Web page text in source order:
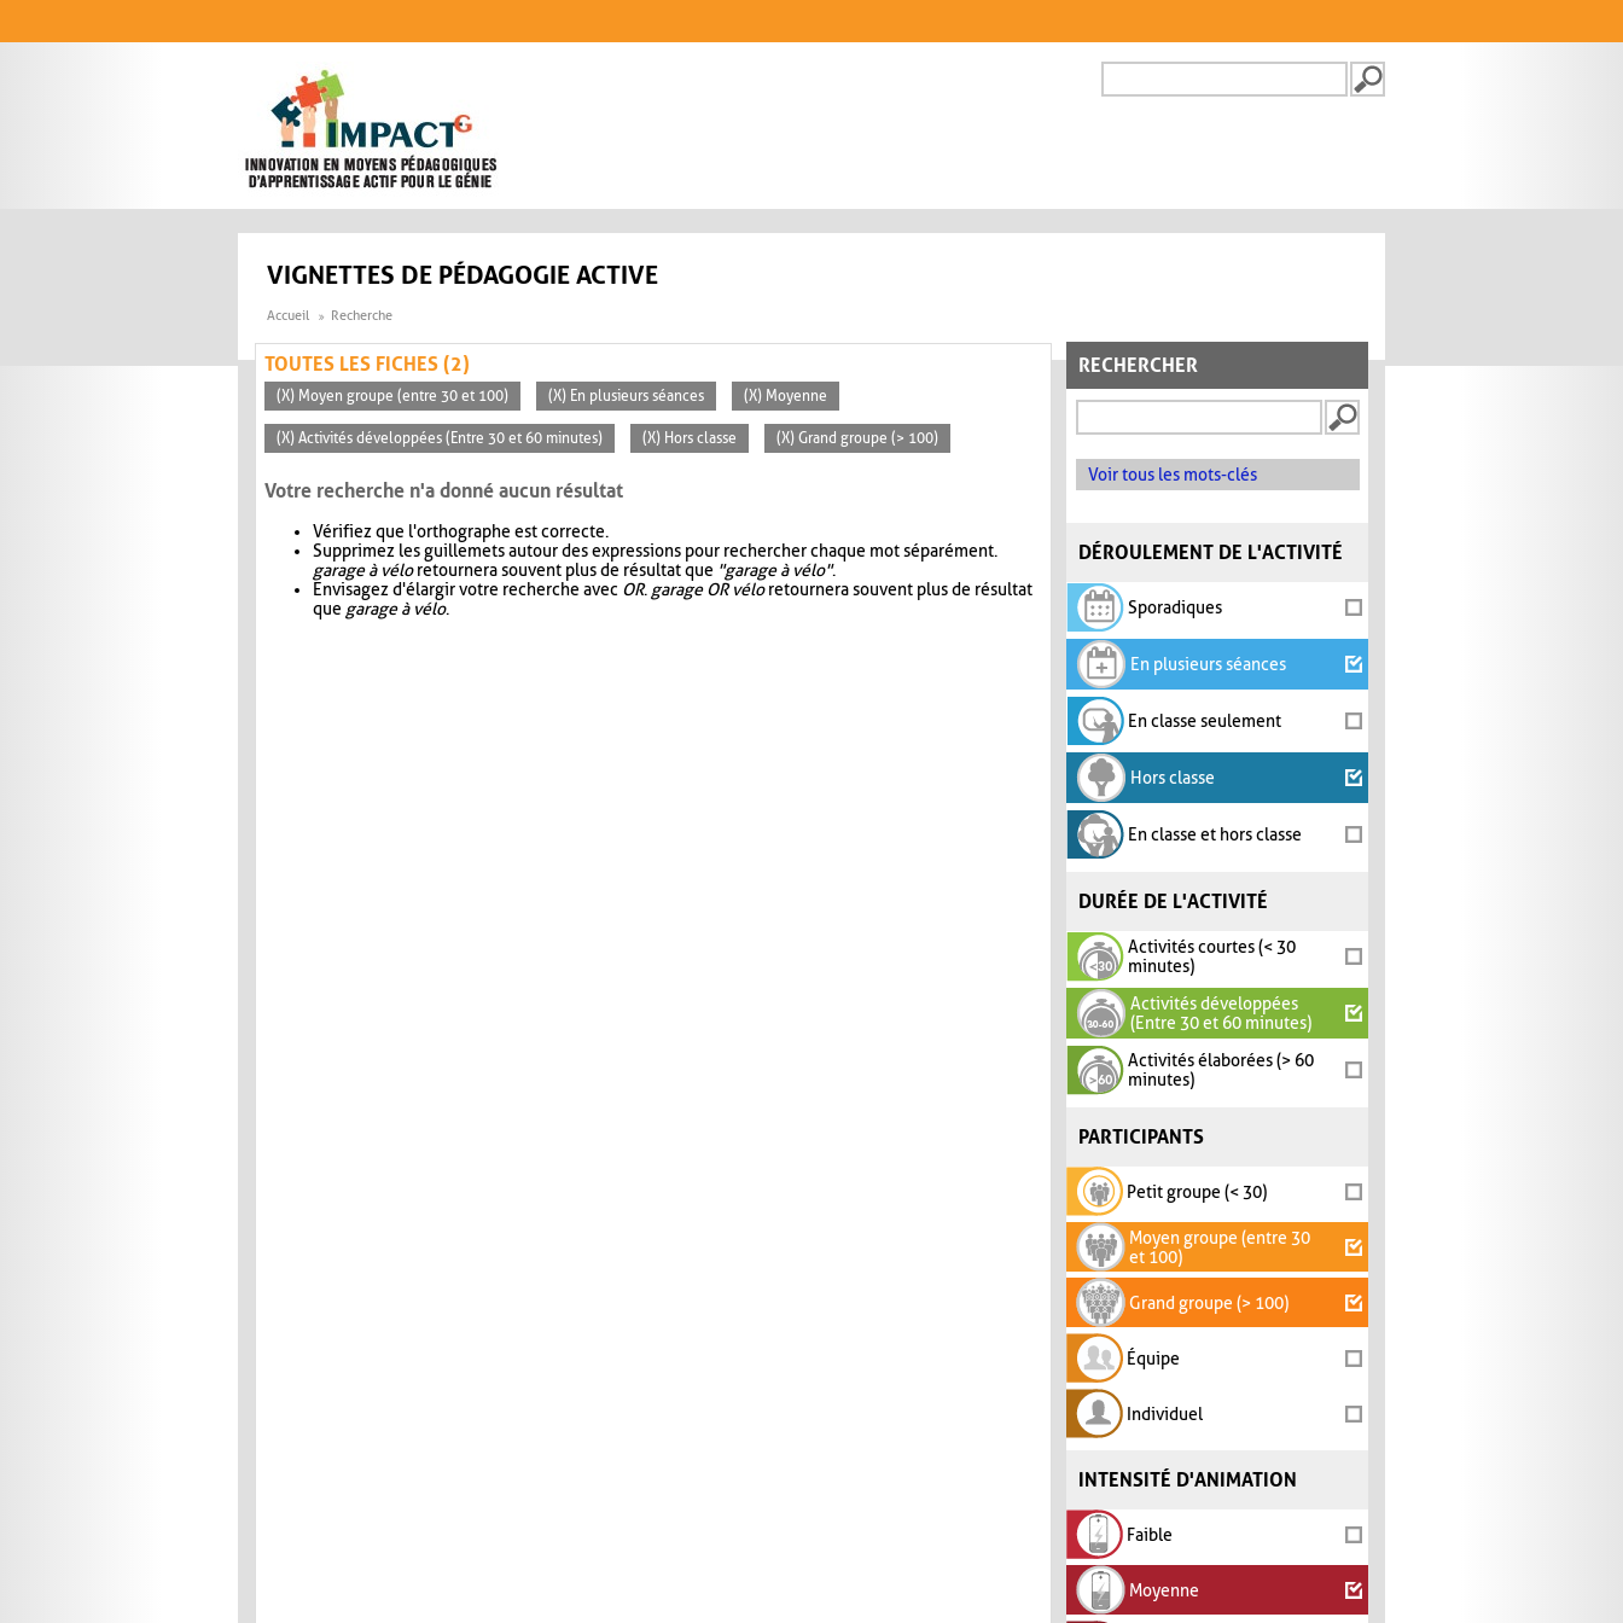
FORMULAIRE DE
VIGNETTES DE PÉDAGOGIE ACTIVE
Accueil Recherche
RECHERCHER
Voir tous les mots-clés
DÉROULEMENT DE L'ACTIVITÉ
Sporadiques
En plusieurs séances
En classe seulement
Hors classe
En classe et hors classe
DURÉE DE L'ACTIVITÉ
Activités courtes (< 30
minutes)
Activités développées
(Entre 30 et 60 minutes)
Activités élaborées (> 60
minutes)
PARTICIPANTS
Petit groupe (< 30)
Moyen groupe (entre 30
et 100)
Grand groupe (> 100)
Équipe
Individuel
INTENSITÉ D'ANIMATION
Faible
Moyenne
TOUTES LES FICHES (2)
(X) Moyen groupe (entre 30 et 100) (X) En plusieurs séances (X) Moyenne
(X) Activités développées (Entre 30 et 60 minutes) (X) Hors classe (X) Grand groupe (> 100)
Votre recherche n'a donné aucun résultat
Vérifiez que l'orthographe est correcte.
Supprimez les guillemets autour des expressions pour rechercher chaque mot séparément.
garage à véloretournera souvent plus de résultat que "garage à vélo".
Envisagez d'élargir votre recherche avec OR. garage OR véloretournera souvent plus de résultat
que garage à vélo.